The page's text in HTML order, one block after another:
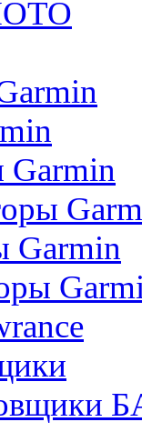
Garmin
Garmin